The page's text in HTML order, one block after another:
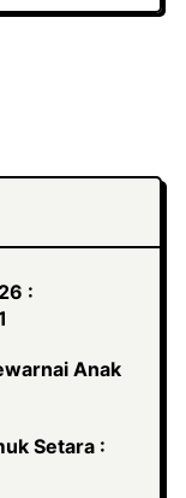
:
Anak
Setara :